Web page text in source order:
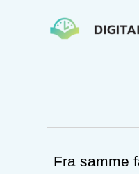
Fra samme